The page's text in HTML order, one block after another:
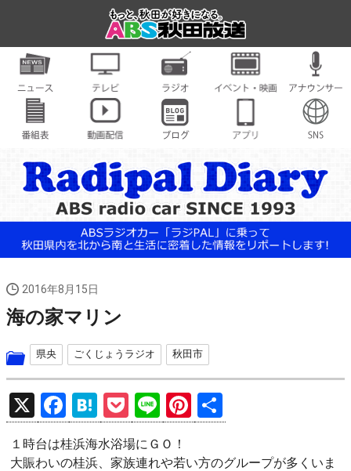
2016年8月15日
海の家マリン
県央 ごくじょうラジオ 秋田市
X
F
a
ce
H
at
e
P
o
ck
Li
n
e
Pi
nt
er
有
１時台は桂浜海水浴場にＧＯ！
大賑わいの桂浜、家族連れや若い方のグループが多くいま